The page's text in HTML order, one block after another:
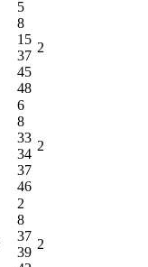
5
8
15
37
45
48
2
6
8
33
34
37
46
2
2
8
37
39
2